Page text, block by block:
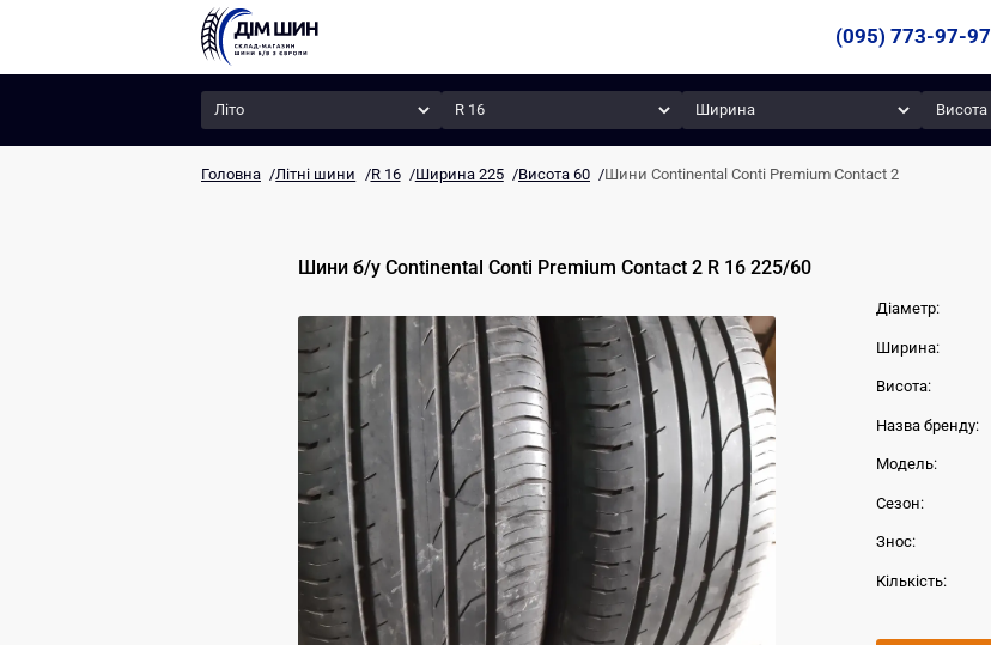
(095) 773-97-97
Сезон Радіус Ширина Висота
Головна /Літні шини /R 16 /Ширина 225 /Висота 60 /Шини Continental Conti Premium Contact 2
Шини б/у Continental Conti Premium Contact 2 R 16 225/60
Діаметр:
Ширина:
Висота:
Назва бренду:
Модель:
Сезон:
Знос:
Кількість: